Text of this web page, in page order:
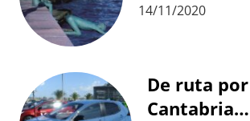
14/11/2020
De ruta por
Cantabria…